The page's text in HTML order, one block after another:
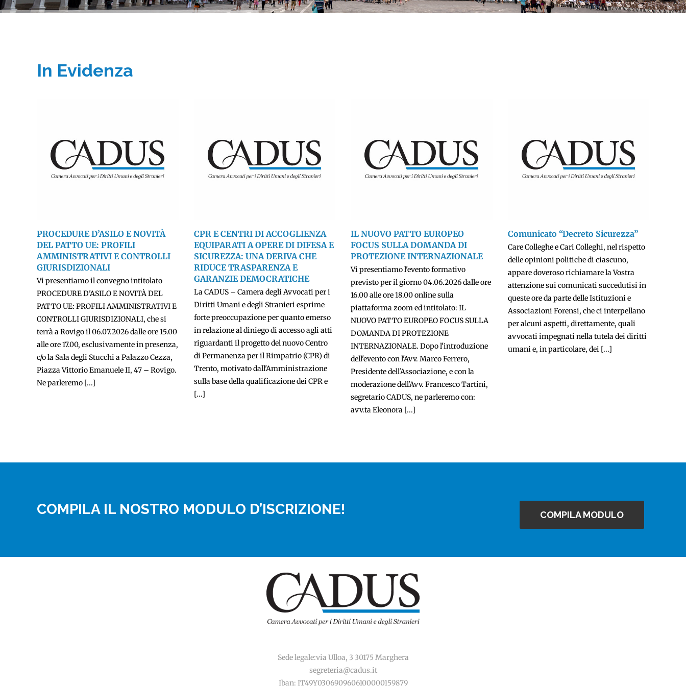
In Evidenza
PROCEDURE D’ASILO E NOVITÀ
DEL PATTO UE: PROFILI
AMMINISTRATIVI E CONTROLLI
GIURISDIZIONALI
Vi presentiamo il convegno intitolato
PROCEDURE D'ASILO E NOVITÀ DEL
PATTO UE: PROFILI AMMINISTRATIVI E
CONTROLLI GIURISDIZIONALI, che si
terrà a Rovigo il 06.07.2026 dalle ore 15.00
alle ore 17.00, esclusivamente in presenza,
c/o la Sala degli Stucchi a Palazzo Cezza,
Piazza Vittorio Emanuele II, 47 – Rovigo.
Ne parleremo [...]
CPR E CENTRI DI ACCOGLIENZA
EQUIPARATI A OPERE DI DIFESA E
SICUREZZA: UNA DERIVA CHE
RIDUCE TRASPARENZA E
GARANZIE DEMOCRATICHE
La CADUS – Camera degli Avvocati per i
Diritti Umani e degli Stranieri esprime
forte preoccupazione per quanto emerso
in relazione al diniego di accesso agli atti
riguardanti il progetto del nuovo Centro
di Permanenza per il Rimpatrio (CPR) di
Trento, motivato dall'Amministrazione
sulla base della qualificazione dei CPR e
[...]
IL NUOVO PATTO EUROPEO
FOCUS SULLA DOMANDA DI
PROTEZIONE INTERNAZIONALE
Vi presentiamo l'evento formativo
previsto per il giorno 04.06.2026 dalle ore
16.00 alle ore 18.00 online sulla
piattaforma zoom ed intitolato: IL
NUOVO PATTO EUROPEO FOCUS SULLA
DOMANDA DI PROTEZIONE
INTERNAZIONALE. Dopo l'introduzione
dell'evento con l'Avv. Marco Ferrero,
Presidente dell'Associazione, e con la
moderazione dell'Avv. Francesco Tartini,
segretario CADUS, ne parleremo con:
avv.ta Eleonora [...]
Comunicato “Decreto Sicurezza”
Care Colleghe e Cari Colleghi, nel rispetto
delle opinioni politiche di ciascuno,
appare doveroso richiamare la Vostra
attenzione sui comunicati succedutisi in
queste ore da parte delle Istituzioni e
Associazioni Forensi, che ci interpellano
per alcuni aspetti, direttamente, quali
avvocati impegnati nella tutela dei diritti
umani e, in particolare, dei [...]
COMPILA IL NOSTRO MODULO D’ISCRIZIONE! COMPILA MODULO
Sede legale:via Ulloa, 3 30175 Marghera
segreteria@cadus.it
Iban: IT49Y0306909606100000159879